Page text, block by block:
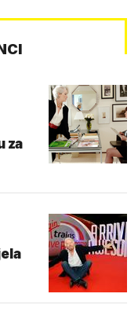
za